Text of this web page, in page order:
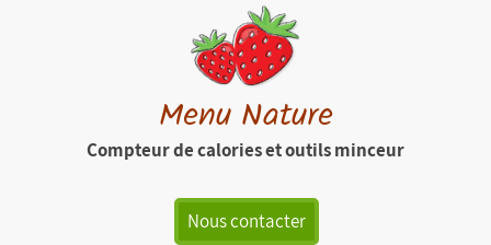
Menu Nature
Compteur de calories et outils minceur
Nous contacter